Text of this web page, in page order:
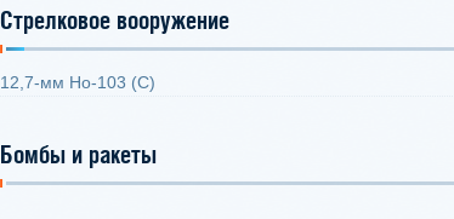
Стрелковое вооружение
12,7-мм Ho-103 (С)
Бомбы и ракеты